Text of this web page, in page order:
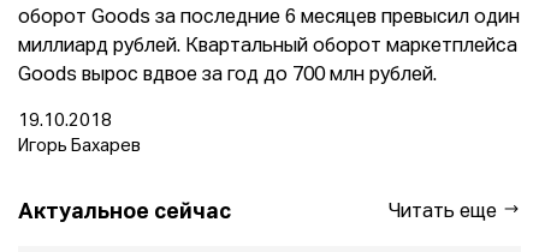
оборот Goods за последние 6 месяцев превысил один
миллиард рублей. Квартальный оборот маркетплейса
Goods вырос вдвое за год до 700 млн рублей.
19.10.2018
Игорь Бахарев
Актуальное сейчас Читать еще